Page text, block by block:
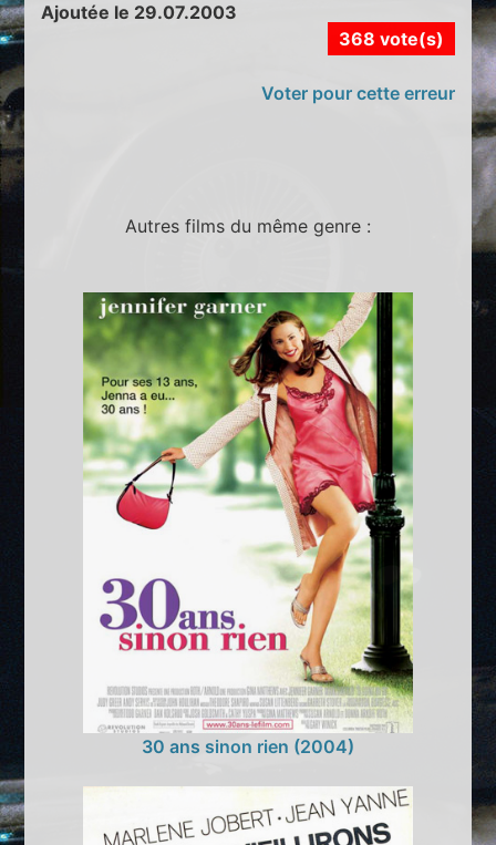
Ajoutée le 29.07.2003
368 vote(s)
Voter pour cette erreur
Autres films du même genre :
30 ans sinon rien (2004)